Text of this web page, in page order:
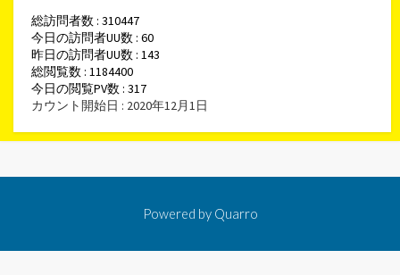
総訪問者数 : 310447
今日の訪問者UU数 : 60
昨日の訪問者UU数 : 143
総閲覧数 : 1184400
今日の閲覧PV数 : 317
カウント開始日 : 2020年12月1日
Powered by Quarro